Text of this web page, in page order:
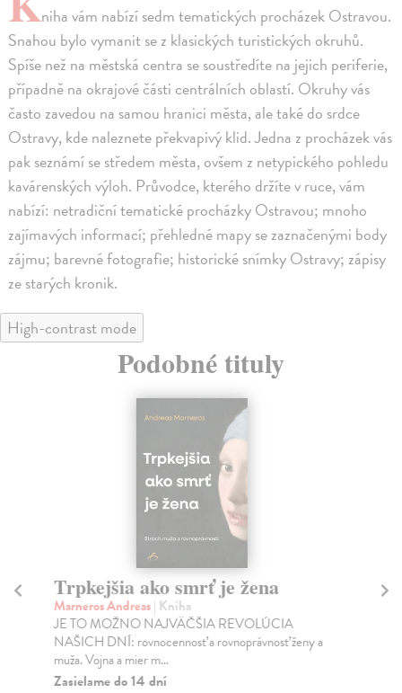
niha vám nabízí sedm tematických procházek Ostravou.
Snahou bylo vymanit se z klasických turistických okruhů.
Spíše než na městská centra se soustředíte na jejich periferie,
případně na okrajové části centrálních oblastí. Okruhy vás
často zavedou na samou hranici města, ale také do srdce
Ostravy, kde naleznete překvapivý klid. Jedna z procházek vás
pak seznámí se středem města, ovšem z netypického pohledu
kavárenských výloh. Průvodce, kterého držíte v ruce, vám
nabízí: netradiční tematické procházky Ostravou; mnoho
zajímavých informací; přehledné mapy se zaznačenými body
zájmu; barevné fotografie; historické snímky Ostravy; zápisy
ze starých kronik.
High-contrast mode
Podobné tituly
Trpkejšia ako smrť je žena
Marneros Andreas| Kniha
JE TO MOŽNO NAJVÄČŠIA REVOLÚCIA
NAŠICH DNÍ: rovnocennosť a rovnoprávnosť ženy a
muža. Vojna a mier m...
Zasielame do 14 dní